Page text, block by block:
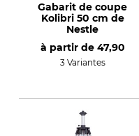
Gabarit de coupe
Kolibri 50 cm de
Nestle
à partir de 47,90
3 Variantes